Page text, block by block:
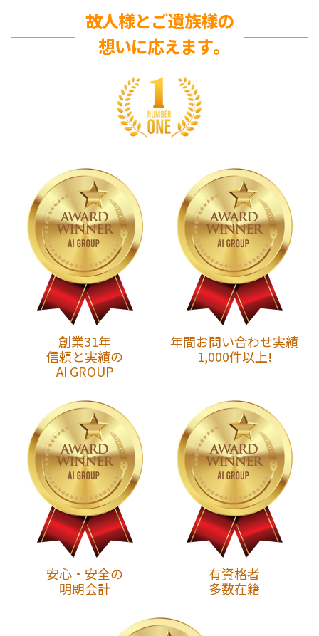
故人様とご遺族様の
想いに応えます｡
創業31年
信頼と実績の
AI GROUP
年間お問い合わせ実績
1,000件以上!
安心・安全の
明朗会計
有資格者
多数在籍